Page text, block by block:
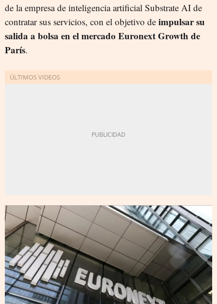
de la empresa de inteligencia artificial Substrate AI de
contratar sus servicios, con el objetivo de impulsar su
salida a bolsa en el mercado Euronext Growth de
París.